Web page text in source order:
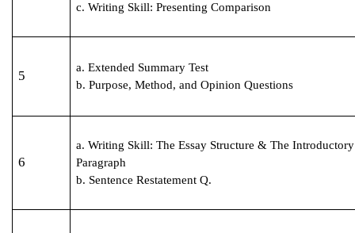
c. Writing Skill: Presenting Comparison
5
a. Extended Summary Test
b. Purpose, Method, and Opinion Questions
6
a. Writing Skill: The Essay Structure & The Introductory
Paragraph
b. Sentence Restatement Q.